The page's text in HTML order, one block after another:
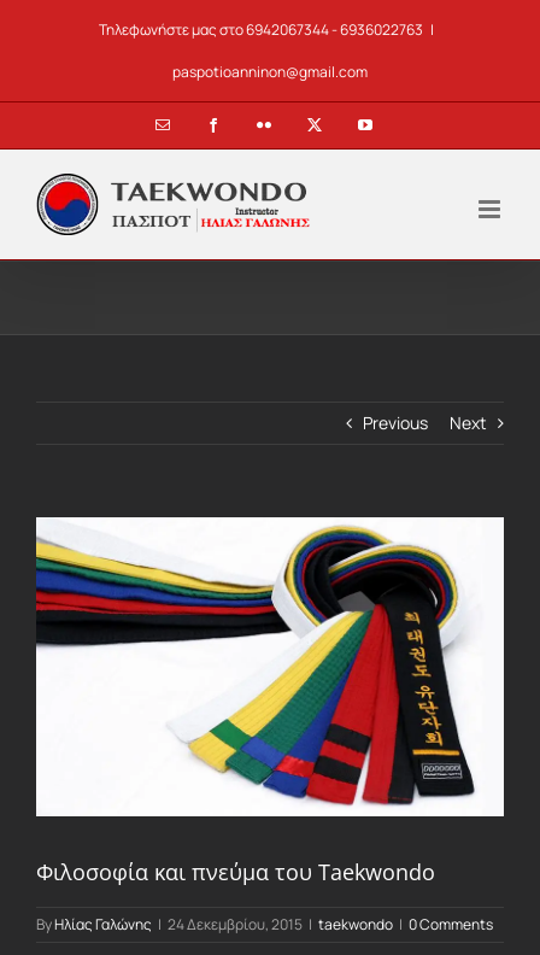
Τηλεφωνήστε μας στο 6942067344 - 6936022763 |
paspotioanninon@gmail.com
Email FacebookFlickr YouTube
Previous Next
Larger
Image
Φιλοσοφία και πνεύμα του Taekwondo
ByΗλίας Γαλώνης | 24 Δεκεμβρίου, 2015 | taekwondo | 0 Comments